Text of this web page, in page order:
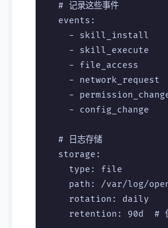
  # 记录这些事件
  events:
    - skill_install
    - skill_execute
    - file_access
    - network_request
-
    - config_change
  # 日志存储
  storage:
    type: file
path: /var/log/
    rotation: daily